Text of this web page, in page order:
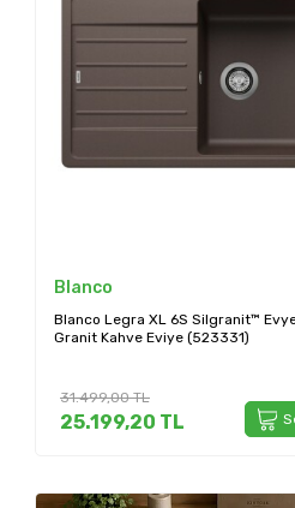
Blanco
Blanco Legra XL 6S Silgranit™ Evye
Granit Kahve Eviye (523331)
31.499,00TL
25.199,20 TL